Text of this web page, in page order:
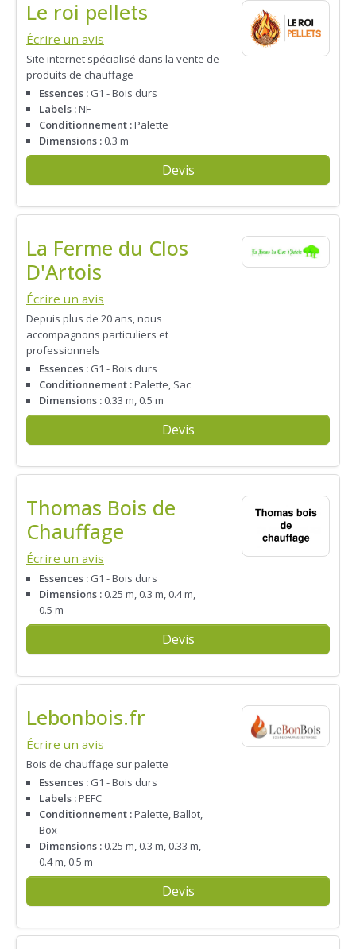
Le roi pellets
Écrire un avis
Site internet spécialisé dans la vente de
produits de chauffage
Essences : G1 - Bois durs
Labels :NF
Conditionnement :Palette
Dimensions : 0.3 m
Devis
La Ferme du Clos
D'Artois
Écrire un avis
Depuis plus de 20 ans, nous
accompagnons particuliers et
professionnels
Essences : G1 - Bois durs
Conditionnement :Palette, Sac
Dimensions : 0.33 m, 0.5 m
Devis
Thomas Bois de
Chauffage
Écrire un avis
Essences : G1 - Bois durs
Dimensions : 0.25 m, 0.3 m, 0.4 m,
0.5 m
Devis
Lebonbois.fr
Écrire un avis
Bois de chauffage sur palette
Essences : G1 - Bois durs
Labels :PEFC
Conditionnement :Palette, Ballot,
Box
Dimensions : 0.25 m, 0.3 m, 0.33 m,
0.4 m, 0.5 m
Devis